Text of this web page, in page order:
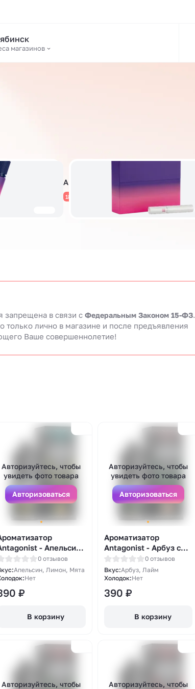
магазинов
Аромамиксы
1822 товара
запрещена в связи c Федеральным Законом 15-ФЗ.
только лично в магазине и после предъявления
Ваше совершеннолетие!
Авторизуйтесь, чтобы
увидеть фото товара
Авторизоваться
- Апельсин
лимоном и мятой
0 отзывов
Апельсин, Лимон, Мята
Нет
₽
В корзину
Авторизуйтесь, чтобы
увидеть фото товара
Авторизоваться
Ароматизатор
Antagonist - Арбуз с
лаймом 13мл0 отзывов
Вкус:Арбуз, Лайм
Холодок:Нет
390 ₽
В корзину
Авторизуйтесь, чтобы
Авторизуйтесь, чтобы